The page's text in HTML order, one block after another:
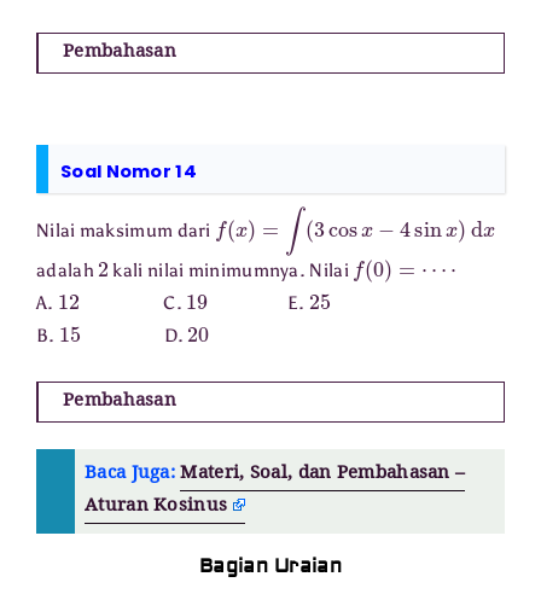
Pembahasan
Soal Nomor 14
Nilai maksimum dari f(x )= cos ) d
adalah 2 kali nilai minimumnya. Nilai f(0)
A. 12 C. 19 E. 25
B. 15 D. 20
Pembahasan
Baca Juga:Materi, Soal, dan Pembahasan –
Aturan Kosinus
Bagian Uraian